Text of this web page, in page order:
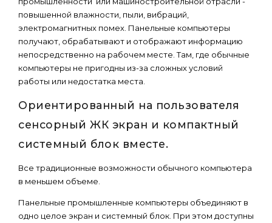
повышенной влажности, пыли, вибраций,
электромагнитных помех. Панельные компьютеры
получают, обрабатывают и отображают информацию
непосредственно на рабочем месте. Там, где обычные
компьютеры не пригодны из-за сложных условий
работы или недостатка места.
Ориентированный на пользователя
сенсорный ЖК экран и компактный
системный блок вместе.
Все традиционные возможности обычного компьютера
в меньшем объеме.
Панельные промышленные компьютеры объединяют в
одно целое экран и системный блок. При этом доступны